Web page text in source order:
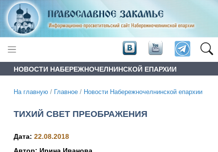
НОВОСТИ НАБЕРЕЖНОЧЕЛНИНСКОЙ ЕПАРХИИ
На главную / Главное / Новости Набережночелнинской епархии
ТИХИЙ СВЕТ ПРЕОБРАЖЕНИЯ
Дата: 22.08.2018